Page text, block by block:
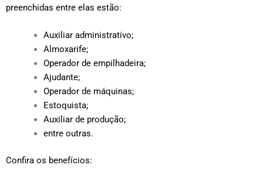
preenchidas entre elas estão:
Auxiliar administrativo;
Almoxarife;
Operador de empilhadeira;
Ajudante;
Operador de máquinas;
Estoquista;
Auxiliar de produção;
entre outras.
Confira os benefícios: